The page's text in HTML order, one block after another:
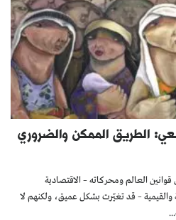
الطريق الممكن والضروري
العالم ومحركاته – الاقتصادية
والقيمية – قد تغيّرت بشكل عميق، ولكنهم لا